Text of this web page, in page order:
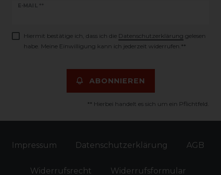
E-MAIL **
Newsletter
Hiermit bestätige ich, dass ich die Daten­schutz­erklärung gelesen
habe. Meine Einwilligung kann ich jederzeit widerrufen.**
ABONNIEREN
** Hierbei handelt es sich um ein Pflichtfeld.
Impressum Daten­schutz­erklärung AGB
Widerrufs­recht Widerrufs­formular